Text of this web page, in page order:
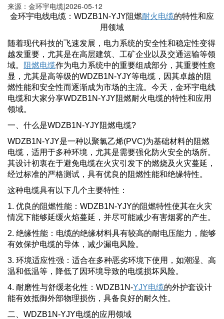
来源：金环宇电缆|2026-05-12
金环宇电线电缆：WDZB1N-YJY阻燃耐火电缆的特性和应
用领域
随着现代科技的飞速发展，电力系统的安全性和稳定性变得
越发重要，尤其是在高层建筑、工矿企业以及交通运输等领
域。
阻燃电缆作为电力系统中的重要组成部分，其重要性愈
显，尤其是高等级的WDZB1N-YJY等电缆，因其卓越的阻
燃性能和安全性而逐渐成为市场的主流。今天，金环宇电线
电缆和大家分享WDZB1N-YJY阻燃耐火电缆的特性和应用
领域。
一、什么是WDZB1N-YJY阻燃电缆?
WDZB1N-YJY是一种以聚氯乙烯(PVC)为基础材料的阻燃
电缆，适用于多种环境，尤其是需要强化防火安全的场所。
其设计初衷在于避免电缆在火灾引发下的燃烧及火灾蔓延，
经过标准的严格测试，具有优良的阻燃性能和绝缘特性。
这种电缆具有以下几个主要特性：
1. 优良的阻燃性能：WDZB1N-YJY的阻燃特性使其在火灾
情况下能够延缓火焰蔓延，并尽可能减少有害烟雾的产生。
2. 绝缘性能：电缆的绝缘材料具有较高的耐电压能力，能够
有效保护电缆的导体，减少漏电风险。
3. 环境适应性强：适合在多种恶劣环境下使用，如潮湿、高
温和低温等，降低了因环境导致的电缆损坏风险。
4. 耐磨性与舒缓老化性：WDZB1N-YJY电缆的外护套设计
能有效抵御外部物理损伤，具备良好的耐久性。
二、WDZB1N-YJY电缆的应用领域